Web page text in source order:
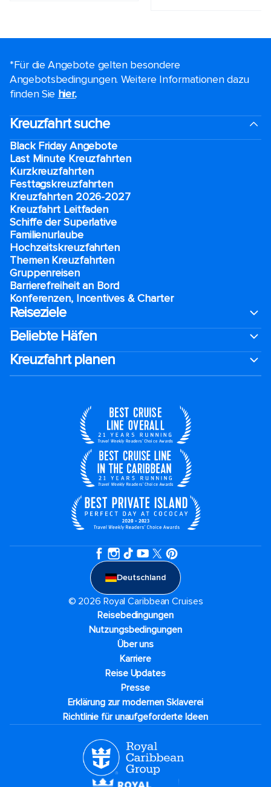
*Für die Angebote gelten besondere
Angebotsbedingungen. Weitere Informationen dazu
finden Sie hier..
Kreuzfahrt suche
Black Friday Angebote
Last Minute Kreuzfahrten
Kurzkreuzfahrten​
Festtagskreuzfahrten​
Kreuzfahrten 2026-2027
Kreuzfahrt Leitfaden
Schiffe der Superlative
Familienurlaube​
Hochzeitskreuzfahrten
Themen Kreuzfahrten
Gruppenreisen
Barrierefreiheit an Bord​
Konferenzen, Incentives & Charter
Reiseziele
Beliebte Häfen
Kreuzfahrt planen
Deutschland
© 2026 Royal Caribbean Cruises
Reisebedingungen
Nutzungsbedingungen
Über uns
Karriere​
Reise Updates​
Presse
Erklärung zur modernen Sklaverei
Richtlinie für unaufgeforderte Ideen